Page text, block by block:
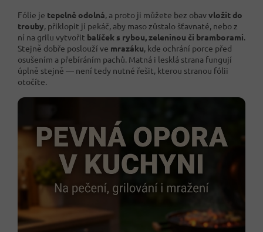
Fólie je tepelně odolná, a proto ji můžete bez obavvložit do
trouby, přiklopit jí pekáč, aby maso zůstalo šťavnaté, nebo z
ní na grilu vytvořit balíček s rybou, zeleninou či bramborami.
Stejně dobře poslouží ve mrazáku, kde ochrání porce před
osušením a přebíráním pachů. Matná i lesklá strana fungují
úplně stejně — není tedy nutné řešit, kterou stranou fólii
otočíte.